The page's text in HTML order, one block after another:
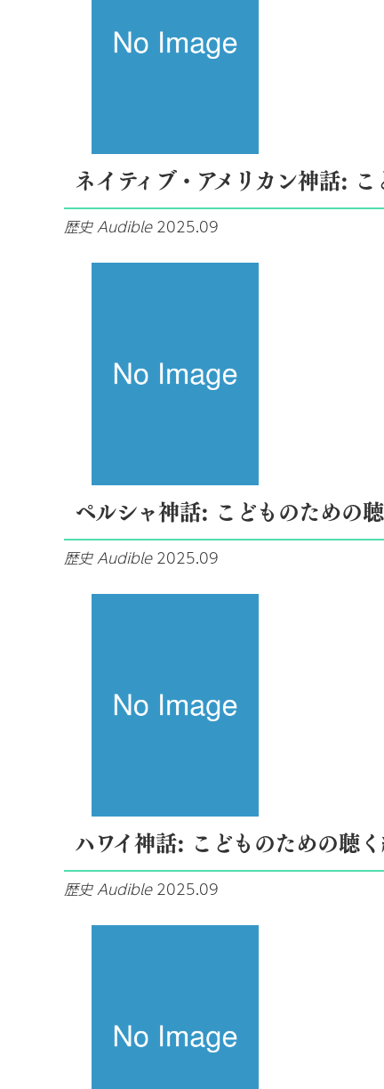
ネイティブ・アメリカン神話:
歴史 Audible 2025.09
ペルシャ神話: こどものための
歴史 Audible 2025.09
ハワイ神話: こどものための聴
歴史 Audible 2025.09